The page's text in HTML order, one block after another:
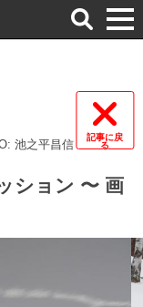
検
索
記事に戻
る
池之平昌信
ション 〜 画